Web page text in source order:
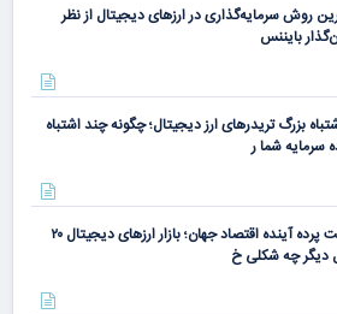
روش سرمایه‌گذاری در ارزهای دیجیتال از نظر
بایننس
بزرگ تریدرهای ارز دیجیتال؛ چگونه چند اشتباه
سرمایه شما ر
پشت پرده آینده اقتصاد جهان؛ بازار ارزهای دیجیتال ۲۰
دیگر چه شکلی خ